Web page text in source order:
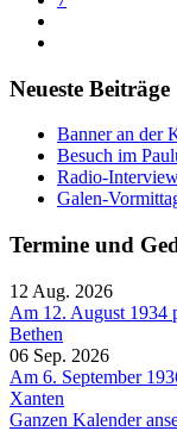
Neueste Beiträge
Banner an der
Besuch im
Radio-
Galen-
Termine und
12 Aug. 2026
Am 12. August 1934
Bethen
06 Sep. 2026
Am 6. September
Xanten
Ganzen Kalender